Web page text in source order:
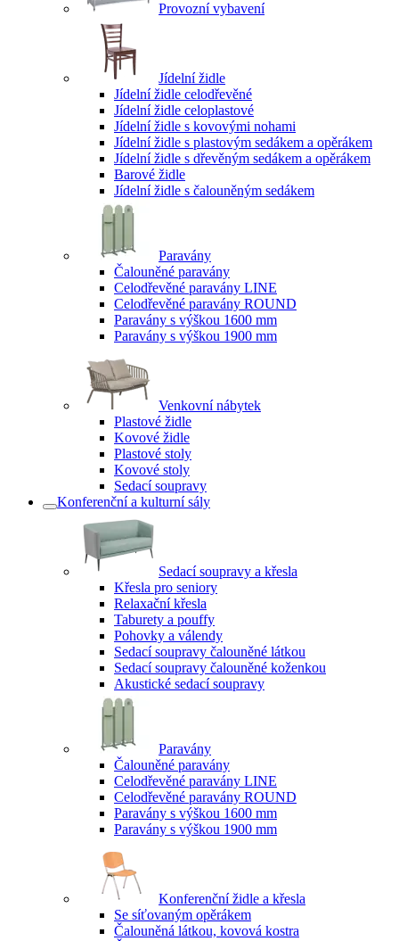
Provozní vybavení
Jídelní židle
Jídelní židle celodřevěné
Jídelní židle celoplastové
Jídelní židle s kovovými nohami
Jídelní židle s plastovým sedákem a opěrákem
Jídelní židle s dřevěným sedákem a opěrákem
Barové židle
Jídelní židle s čalouněným sedákem
Paravány
Čalouněné paravány
Celodřevěné paravány LINE
Celodřevěné paravány ROUND
Paravány s výškou 1600 mm
Paravány s výškou 1900 mm
Venkovní nábytek
Plastové židle
Kovové židle
Plastové stoly
Kovové stoly
Sedací soupravy
Konferenční a kulturní sály
Sedací soupravy a křesla
Křesla pro seniory
Relaxační křesla
Taburety a pouffy
Pohovky a válendy
Sedací soupravy čalouněné látkou
Sedací soupravy čalouněné koženkou
Akustické sedací soupravy
Paravány
Čalouněné paravány
Celodřevěné paravány LINE
Celodřevěné paravány ROUND
Paravány s výškou 1600 mm
Paravány s výškou 1900 mm
Konferenční židle a křesla
Se síťovaným opěrákem
Čalouněná látkou, kovová kostra